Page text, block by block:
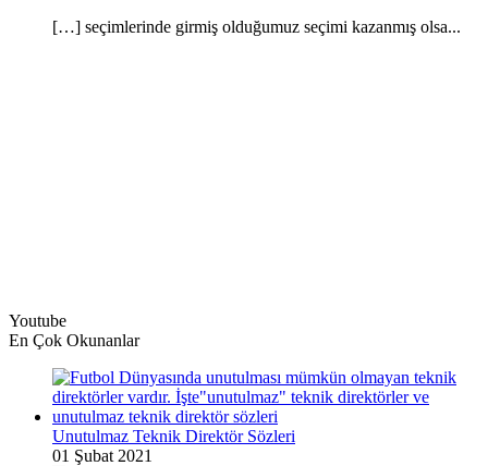
[…] seçimlerinde girmiş olduğumuz seçimi kazanmış olsa...
Youtube
En Çok Okunanlar
Unutulmaz Teknik Direktör Sözleri
01 Şubat 2021